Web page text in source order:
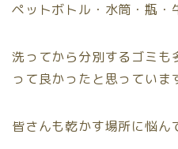
ペットボトル・水筒・瓶・
洗ってから分別するゴミも
って良かったと思っていま
皆さんも乾かす場所に悩ん